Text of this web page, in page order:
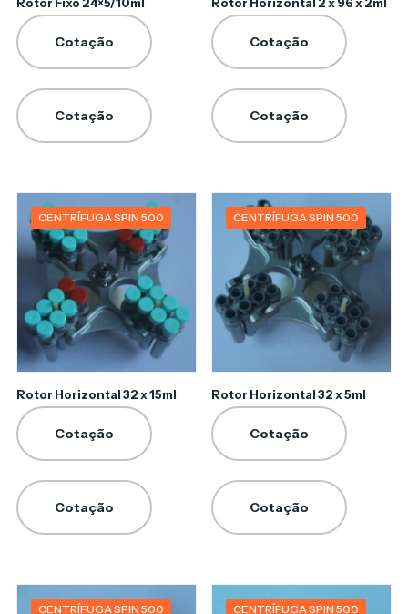
Cotação
Cotação
Cotação
Cotação
CENTRÍFUGA SPIN 500
Rotor Horizontal 32 x 15ml
Cotação
Cotação
CENTRÍFUGA SPIN 500
Rotor Horizontal 32 x 5ml
Cotação
Cotação
CENTRÍFUGA SPIN 500 CENTRÍFUGA SPIN 500